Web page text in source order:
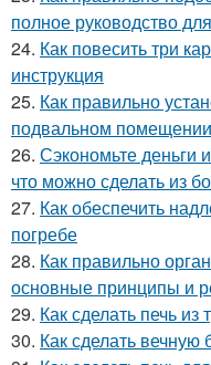
полное руководство
24. Как повесить три
инструкция
25. Как правильно
подвальном помещении
26. Сэкономьте деньги
что можно сделать из
27. Как обеспечить
погребе
28. Как правильно
основные принципы и
29. Как сделать печь
30. Как сделать